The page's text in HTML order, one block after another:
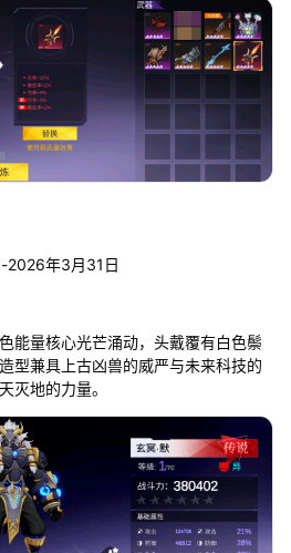
2026年3月31日
能量核心光芒涌动，头戴覆有白色鬃
型兼具上古凶兽的威严与未来科技的
灭地的力量。